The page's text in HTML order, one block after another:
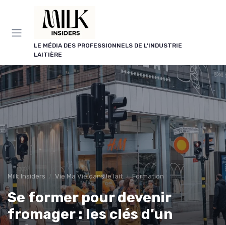
LE MÉDIA DES PROFESSIONNELS DE L'INDUSTRIE
LAITIÈRE
Milk Insiders Vie Ma Vie dans le lait Formation
Se former pour devenir
fromager : les clés d’un